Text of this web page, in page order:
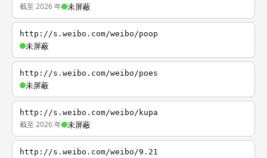
截至 2026 年 未屏蔽
http://s.weibo.com/weibo/poop
未屏蔽
http://s.weibo.com/weibo/poes
未屏蔽
http://s.weibo.com/weibo/kupa
截至 2026 年 未屏蔽
http://s.weibo.com/weibo/9.21